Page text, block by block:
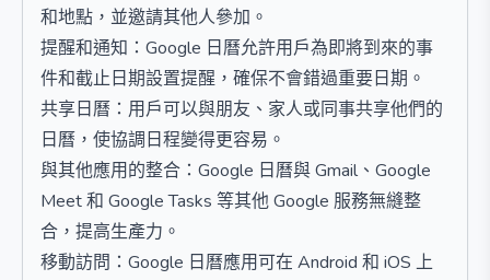
和地點，並邀請其他人參加。
提醒和通知：Google 日曆允許用戶為即將到來的事
件和截止日期設置提醒，確保不會錯過重要日期。
共享日曆：用戶可以與朋友、家人或同事共享他們的
日曆，使協調日程變得更容易。
與其他應用的整合：Google 日曆與 Gmail、Google
Meet 和 Google Tasks 等其他 Google 服務無縫整
合，提高生產力。
移動訪問：Google 日曆應用可在 Android 和 iOS 上